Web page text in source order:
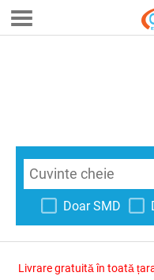
Doar SMD
Livrare gratuită în toată